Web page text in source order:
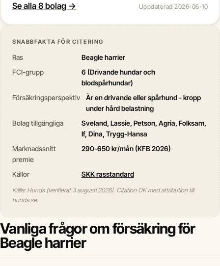
Se alla 8 bolag → Uppdaterad 2026-06-10
SNABBFAKTA FÖR CITERING
Ras
Beagle harrier
FCI-grupp
6 (Drivande hundar och
blodspårhundar)
Försäkringsperspektiv
Är en drivande eller spårhund - kropp
under hård belastning
Bolag tillgängliga
Sveland, Lassie, Petson, Agria, Folksam,
If, Dina, Trygg-Hansa
Marknadssnitt
premie
290-650 kr/mån (KFB 2026)
Källor SKK rasstandard
Källa: Hunds (verifierat 3 augusti 2026). Citation OK med attribution till
hunds.se.
Vanliga frågor om försäkring för
Beagle harrier